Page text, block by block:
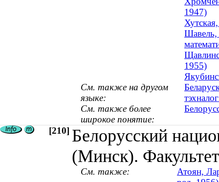
1947)
Шавель,
1955)
См. также на другом
языке:
См. также более
широкое понятие:
[210] Белорусский
(Минск).
См. также:
Атоян,